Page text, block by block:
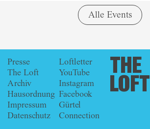
Alle Events
THE
LOFT
Presse
The Loft
Archiv
Hausordnung
Impressum
Datenschutz
Loftletter
YouTube
Instagram
Facebook
Gürtel
Connection